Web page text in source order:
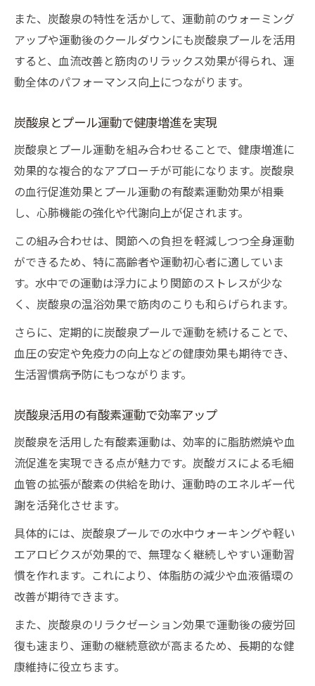
また、炭酸泉の特性を活かして、運動前のウォーミング
アップや運動後のクールダウンにも炭酸泉プールを活用
すると、血流改善と筋肉のリラックス効果が得られ、運
動全体のパフォーマンス向上につながります。
炭酸泉とプール運動で健康増進を実現
炭酸泉とプール運動を組み合わせることで、健康増進に
効果的な複合的なアプローチが可能になります。炭酸泉
の血行促進効果とプール運動の有酸素運動効果が相乗
し、心肺機能の強化や代謝向上が促されます。
この組み合わせは、関節への負担を軽減しつつ全身運動
ができるため、特に高齢者や運動初心者に適していま
す。水中での運動は浮力により関節のストレスが少な
く、炭酸泉の温浴効果で筋肉のこりも和らげられます。
さらに、定期的に炭酸泉プールで運動を続けることで、
血圧の安定や免疫力の向上などの健康効果も期待でき、
生活習慣病予防にもつながります。
炭酸泉活用の有酸素運動で効率アップ
炭酸泉を活用した有酸素運動は、効率的に脂肪燃焼や血
流促進を実現できる点が魅力です。炭酸ガスによる毛細
血管の拡張が酸素の供給を助け、運動時のエネルギー代
謝を活発化させます。
具体的には、炭酸泉プールでの水中ウォーキングや軽い
エアロビクスが効果的で、無理なく継続しやすい運動習
慣を作れます。これにより、体脂肪の減少や血液循環の
改善が期待できます。
また、炭酸泉のリラクゼーション効果で運動後の疲労回
復も速まり、運動の継続意欲が高まるため、長期的な健
康維持に役立ちます。